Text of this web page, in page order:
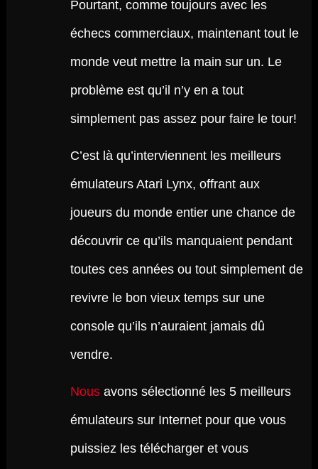
Pourtant, comme toujours avec les
échecs commerciaux, maintenant tout le
monde veut mettre la main sur un. Le
problème est qu’il n’y en a tout
simplement pas assez pour faire le tour!
C’est là qu’interviennent les meilleurs
émulateurs Atari Lynx, offrant aux
joueurs du monde entier une chance de
découvrir ce qu’ils manquaient pendant
toutes ces années ou tout simplement de
revivre le bon vieux temps sur une
console qu’ils n’auraient jamais dû
vendre.
Nousavons sélectionné les 5 meilleurs
émulateurs sur Internet pour que vous
puissiez les télécharger et vous